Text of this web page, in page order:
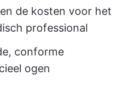
de kosten voor het
professional
conforme
ogen